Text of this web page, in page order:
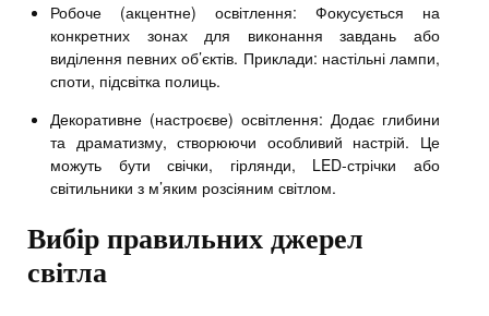
Робоче (акцентне) освітлення: Фокусується на
конкретних зонах для виконання завдань або
виділення певних об’єктів. Приклади: настільні лампи,
споти, підсвітка полиць.
Декоративне (настроєве) освітлення: Додає глибини
та драматизму, створюючи особливий настрій. Це
можуть бути свічки, гірлянди, LED-стрічки або
світильники з м’яким розсіяним світлом.
Вибір правильних джерел
світла